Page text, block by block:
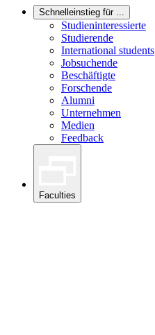
Schnelleinstieg für ...
Studieninteressierte
Studierende
International students
Jobsuchende
Beschäftigte
Forschende
Alumni
Unternehmen
Medien
Feedback
Faculties